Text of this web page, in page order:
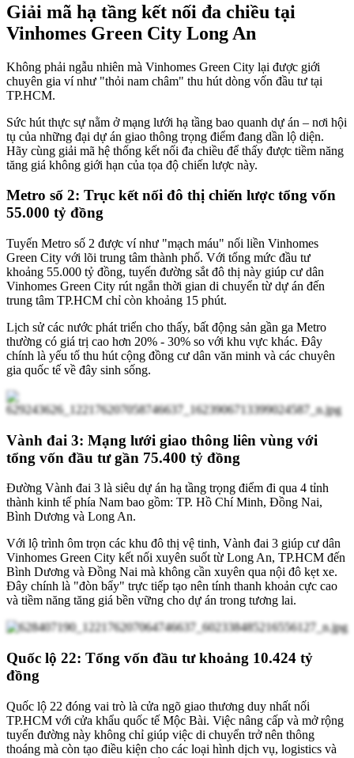
Giải mã hạ tầng kết nối đa chiều tại
Vinhomes Green City Long An
Không phải ngẫu nhiên mà Vinhomes Green City lại được giới
chuyên gia ví như "thỏi nam châm" thu hút dòng vốn đầu tư tại
TP.HCM.
Sức hút thực sự nằm ở mạng lưới hạ tầng bao quanh dự án – nơi hội
tụ của những đại dự án giao thông trọng điểm đang dần lộ diện.
Hãy cùng giải mã hệ thống kết nối đa chiều để thấy được tiềm năng
tăng giá không giới hạn của tọa độ chiến lược này.
Metro số 2: Trục kết nối đô thị chiến lược tổng vốn
55.000 tỷ đồng
Tuyến Metro số 2 được ví như "mạch máu" nối liền Vinhomes
Green City với lõi trung tâm thành phố. Với tổng mức đầu tư
khoảng 55.000 tỷ đồng, tuyến đường sắt đô thị này giúp cư dân
Vinhomes Green City rút ngắn thời gian di chuyển từ dự án đến
trung tâm TP.HCM chỉ còn khoảng 15 phút.
Lịch sử các nước phát triển cho thấy, bất động sản gần ga Metro
thường có giá trị cao hơn 20% - 30% so với khu vực khác. Đây
chính là yếu tố thu hút cộng đồng cư dân văn minh và các chuyên
gia quốc tế về đây sinh sống.
Vành đai 3: Mạng lưới giao thông liên vùng với
tổng vốn đầu tư gần 75.400 tỷ đồng
Đường Vành đai 3 là siêu dự án hạ tầng trọng điểm đi qua 4 tỉnh
thành kinh tế phía Nam bao gồm: TP. Hồ Chí Minh, Đồng Nai,
Bình Dương và Long An.
Với lộ trình ôm trọn các khu đô thị vệ tinh, Vành đai 3 giúp cư dân
Vinhomes Green City kết nối xuyên suốt từ Long An, TP.HCM đến
Bình Dương và Đồng Nai mà không cần xuyên qua nội đô kẹt xe.
Đây chính là "đòn bẩy" trực tiếp tạo nên tính thanh khoản cực cao
và tiềm năng tăng giá bền vững cho dự án trong tương lai.
Quốc lộ 22: Tổng vốn đầu tư khoảng 10.424 tỷ
đồng
Quốc lộ 22 đóng vai trò là cửa ngõ giao thương duy nhất nối
TP.HCM với cửa khẩu quốc tế Mộc Bài. Việc nâng cấp và mở rộng
tuyến đường này không chỉ giúp việc di chuyển trở nên thông
thoáng mà còn tạo điều kiện cho các loại hình dịch vụ, logistics và